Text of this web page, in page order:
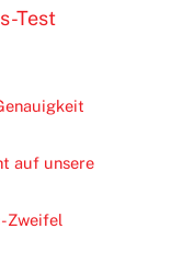
Test
auf unsere
Zweifel